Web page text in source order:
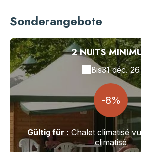
Sonderangebote
2 NUITS
Bis31 déc. 26
-8%
Gültig für : Chalet climatisé
climatisé